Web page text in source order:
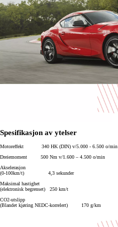
Spesifikasjon av ytelser
Motoreffekt 340 HK (DIN) v/5.000 - 6.500 o/min
Dreiemoment 500 Nm v/1.600 – 4.500 o/min
Akselerasjon
(0-100km/t) 4,3 sekunder
Maksimal hastighet
(elektronisk begrenset) 250 km/t
CO2-utslipp
(Blandet kjøring NEDC-korrelert) 170 g/km